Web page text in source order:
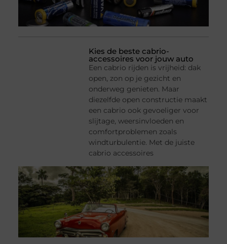
Kies de beste cabrio-
accessoires voor jouw auto
Een cabrio rijden is vrijheid: dak
open, zon op je gezicht en
onderweg genieten. Maar
diezelfde open constructie maakt
een cabrio ook gevoeliger voor
slijtage, weersinvloeden en
comfortproblemen zoals
windturbulentie. Met de juiste
cabrio accessoires